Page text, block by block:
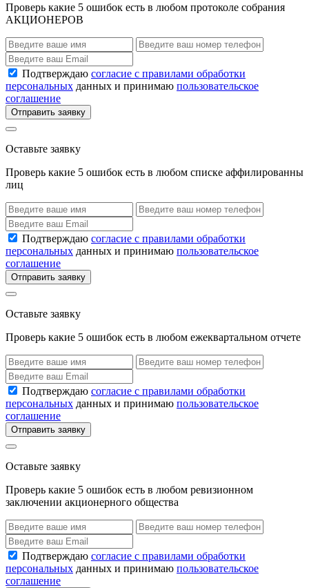
Проверь какие 5 ошибок есть в любом протоколе собрания
АКЦИОНЕРОВ
Подтверждаю согласие с правилами обработки
персональных данных и принимаю пользовательское
соглашение
Отправить заявку
Оставьте заявку
Проверь какие 5 ошибок есть в любом списке аффилированны
лиц
Подтверждаю согласие с правилами обработки
персональных данных и принимаю пользовательское
соглашение
Отправить заявку
Оставьте заявку
Проверь какие 5 ошибок есть в любом ежеквартальном отчете
Подтверждаю согласие с правилами обработки
персональных данных и принимаю пользовательское
соглашение
Отправить заявку
Оставьте заявку
Проверь какие 5 ошибок есть в любом ревизионном
заключении акционерного общества
Подтверждаю согласие с правилами обработки
персональных данных и принимаю пользовательское
соглашение